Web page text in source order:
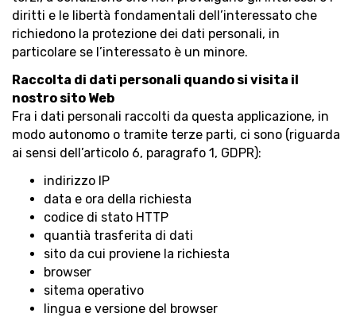
diritti e le libertà fondamentali dell’interessato che
richiedono la protezione dei dati personali, in
particolare se l’interessato è un minore.
Raccolta di dati personali quando si visita il
nostro sito Web
Fra i dati personali raccolti da questa applicazione, in
modo autonomo o tramite terze parti, ci sono (riguarda
ai sensi dell’articolo 6, paragrafo 1, GDPR):
indirizzo IP
data e ora della richiesta
codice di stato HTTP
quantià trasferita di dati
sito da cui proviene la richiesta
browser
sitema operativo
lingua e versione del browser